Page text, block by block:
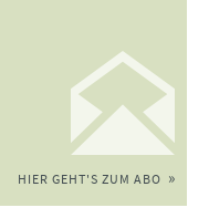
HIER GEHT'S ZUM ABO